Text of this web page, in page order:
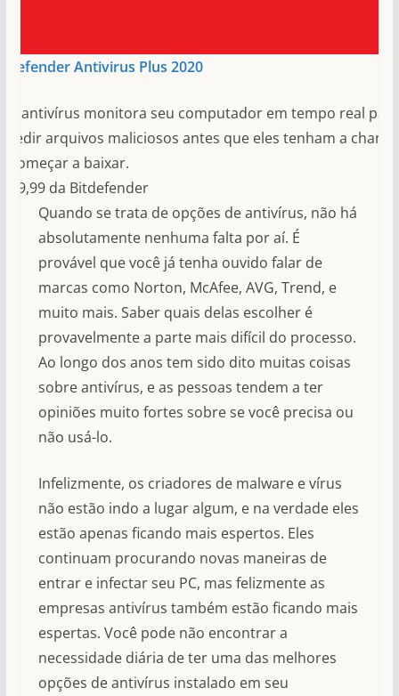
Antivirus Plus 2020
antivírus monitora seu computador em tempo real para
arquivos maliciosos antes que eles tenham a chance
começar a baixar.
89,99 da Bitdefender
Quando se trata de opções de antivírus, não há
absolutamente nenhuma falta por aí. É
provável que você já tenha ouvido falar de
marcas como Norton, McAfee, AVG, Trend, e
muito mais. Saber quais delas escolher é
provavelmente a parte mais difícil do processo.
Ao longo dos anos tem sido dito muitas coisas
sobre antivírus, e as pessoas tendem a ter
opiniões muito fortes sobre se você precisa ou
não usá-lo.
Infelizmente, os criadores de malware e vírus
não estão indo a lugar algum, e na verdade eles
estão apenas ficando mais espertos. Eles
continuam procurando novas maneiras de
entrar e infectar seu PC, mas felizmente as
empresas antivírus também estão ficando mais
espertas. Você pode não encontrar a
necessidade diária de ter uma das melhores
opções de antivírus instalado em seu